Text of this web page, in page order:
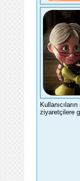
ziyaretçilere